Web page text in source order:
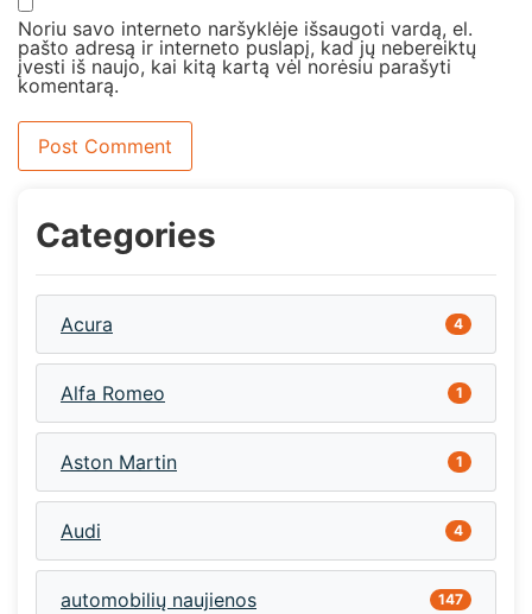
Noriu savo interneto naršyklėje išsaugoti vardą, el.
pašto adresą ir interneto puslapį, kad jų nebereiktų
įvesti iš naujo, kai kitą kartą vėl norėsiu parašyti
komentarą.
Categories
Acura 4
Alfa Romeo 1
Aston Martin 1
Audi 4
automobilių naujienos 147